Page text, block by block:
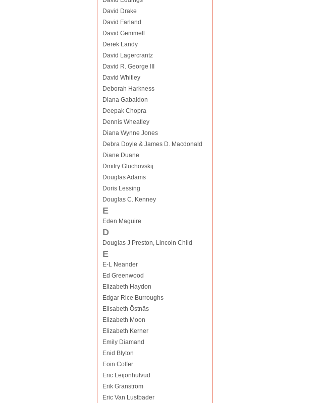
David Drake
David Farland
David Gemmell
Derek Landy
David Lagercrantz
David R. George III
David Whitley
Deborah Harkness
Diana Gabaldon
Deepak Chopra
Dennis Wheatley
Diana Wynne Jones
Debra Doyle & James D. Macdonald
Diane Duane
Dmitry Gluchovskij
Douglas Adams
Doris Lessing
Douglas C. Kenney
E
Eden Maguire
D
Douglas J Preston, Lincoln Child
E
E-L Neander
Ed Greenwood
Elizabeth Haydon
Edgar Rice Burroughs
Elisabeth Östnäs
Elizabeth Moon
Elizabeth Kerner
Emily Diamand
Enid Blyton
Eoin Colfer
Eric Leijonhufvud
Erik Granström
Eric Van Lustbader